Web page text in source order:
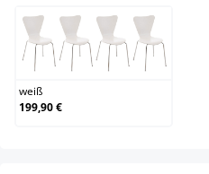
weiß
weiß
199,90 €